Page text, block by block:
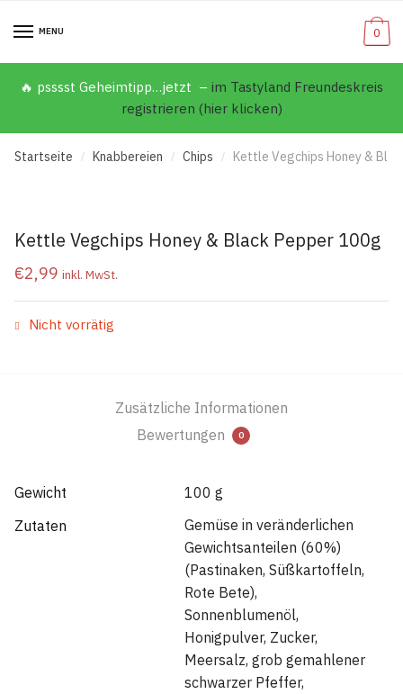
MENU 0
🔥 psssst Geheimtipp…jetzt – im Tastyland Freundeskreis
registrieren (hier klicken)
Startseite / Knabbereien / Chips / Kettle Vegchips Honey &
Kettle Vegchips Honey & Black Pepper 100g
€2,99 inkl. MwSt.
Nicht vorrätig
Zusätzliche Informationen
Bewertungen
0
Gewicht
100 g
Zutaten
Gemüse in veränderlichen
Gewichtsanteilen (60%)
(Pastinaken, Süßkartoffeln,
Rote Bete),
Sonnenblumenöl,
Honigpulver, Zucker,
Meersalz, grob gemahlener
schwarzer Pfeffer,